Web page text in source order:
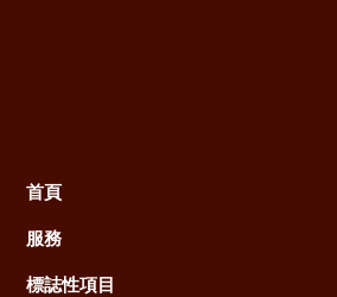
Main
navigation
首頁
服務
標誌性項目